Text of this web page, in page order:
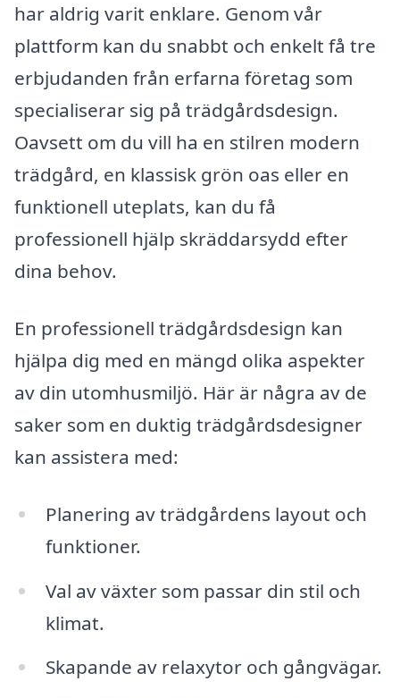
har aldrig varit enklare. Genom vår
plattform kan du snabbt och enkelt få tre
erbjudanden från erfarna företag som
specialiserar sig på trädgårdsdesign.
Oavsett om du vill ha en stilren modern
trädgård, en klassisk grön oas eller en
funktionell uteplats, kan du få
professionell hjälp skräddarsydd efter
dina behov.
En professionell trädgårdsdesign kan
hjälpa dig med en mängd olika aspekter
av din utomhusmiljö. Här är några av de
saker som en duktig trädgårdsdesigner
kan assistera med:
Planering av trädgårdens layout och
funktioner.
Val av växter som passar din stil och
klimat.
Skapande av relaxytor och gångvägar.